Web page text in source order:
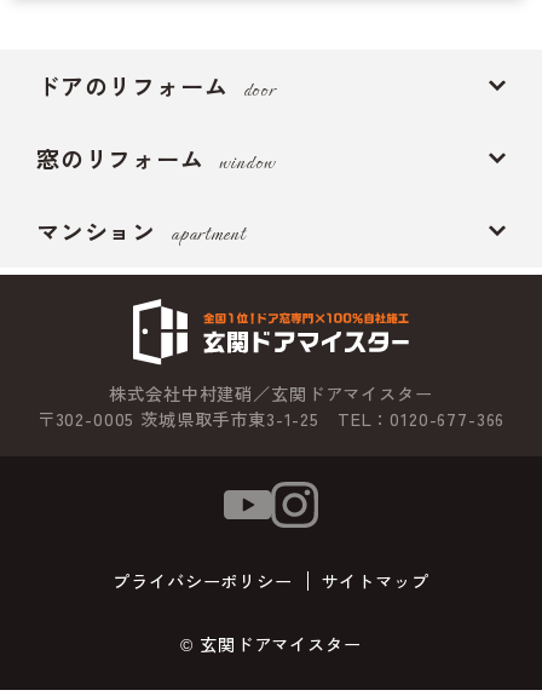
ドアのリフォーム door
窓のリフォーム window
マンション apartment
株式会社中村建硝／玄関ドアマイスター
〒302-0005 茨城県取手市東3-1-25 TEL：0120-677-366
プライバシーポリシー サイトマップ
© 玄関ドアマイスター